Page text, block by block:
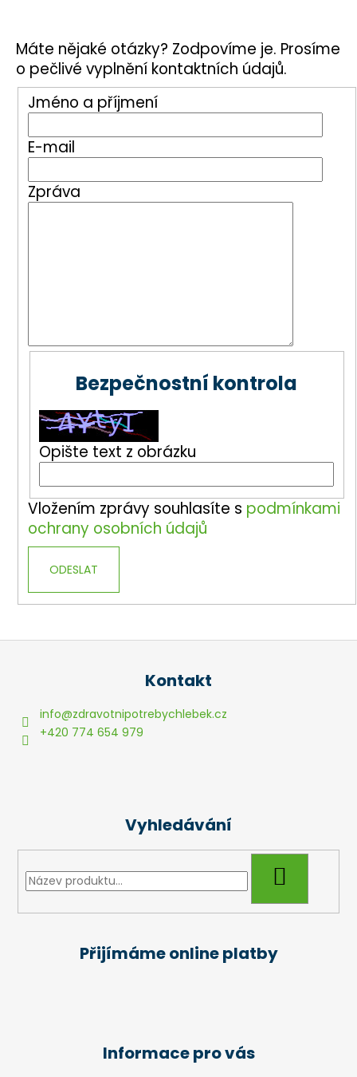
Máte nějaké otázky? Zodpovíme je. Prosíme
o pečlivé vyplnění kontaktních údajů.
Jméno a příjmení
E-mail
Zpráva
Bezpečnostní kontrola
Opište text z obrázku
Vložením zprávy souhlasíte s podmínkami
ochrany osobních údajů
ODESLAT
Z
Kontakt
info@zdravotnipotrebychlebek.cz
+420 774 654 979
Vyhledávání
Přijímáme online platby
Informace pro vás